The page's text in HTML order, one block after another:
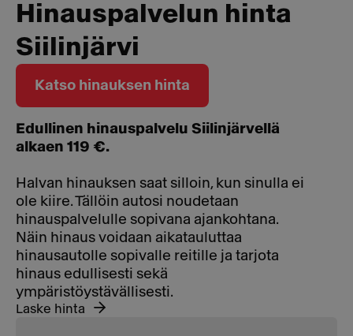
Hinauspalvelun hinta
Siilinjärvi
Katso hinauksen hinta
Edullinen hinauspalvelu Siilinjärvellä
alkaen 119 €.
Halvan hinauksen saat silloin, kun sinulla ei
ole kiire. Tällöin autosi noudetaan
hinauspalvelulle sopivana ajankohtana.
Näin hinaus voidaan aikatauluttaa
hinausautolle sopivalle reitille ja tarjota
hinaus edullisesti sekä
ympäristöystävällisesti.
Laske hinta